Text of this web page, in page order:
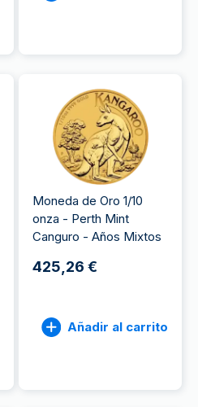
Moneda de Oro 1/10
onza - Perth Mint
Canguro - Años Mixtos
425,26 €
Añadir al carrito